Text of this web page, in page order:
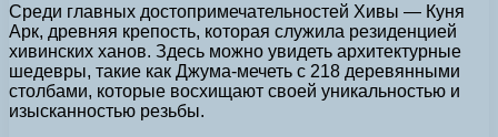
Среди главных достопримечательностей Хивы — Куня
Арк, древняя крепость, которая служила резиденцией
хивинских ханов. Здесь можно увидеть архитектурные
шедевры, такие как Джума-мечеть с 218 деревянными
столбами, которые восхищают своей уникальностью и
изысканностью резьбы.